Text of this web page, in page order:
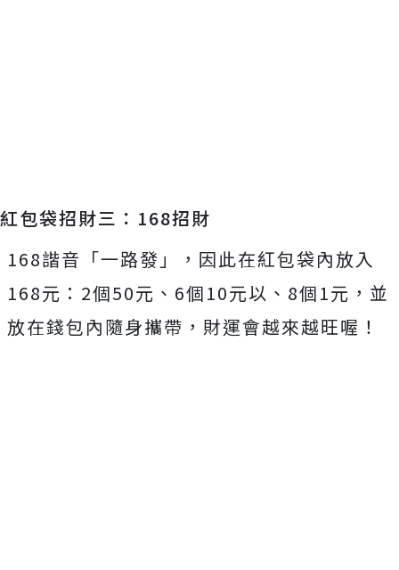
紅包袋招財三：168招財
168諧音「一路發」，因此在紅包袋內放入
168元：2個50元、6個10元以、8個1元，並
放在錢包內隨身攜帶，財運會越來越旺喔！